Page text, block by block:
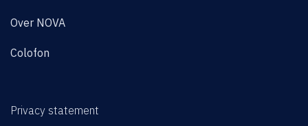
Over NOVA
Colofon
Privacy statement